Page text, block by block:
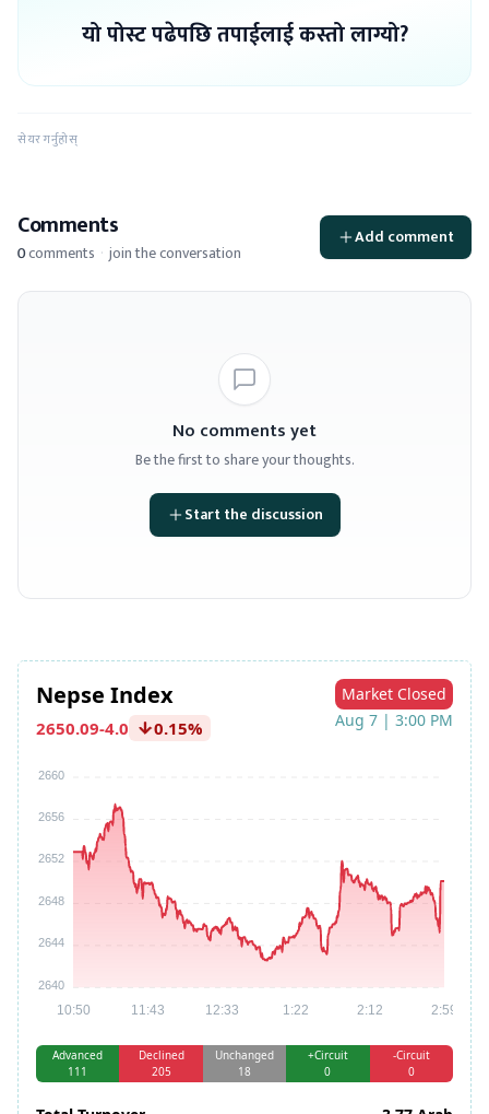
यो पोस्ट पढेपछि तपाईलाई कस्तो लाग्यो?
सेयर गर्नुहोस्
Comments
0comments · join the conversation
Add comment
No comments yet
Be the first to share your thoughts.
Start the discussion